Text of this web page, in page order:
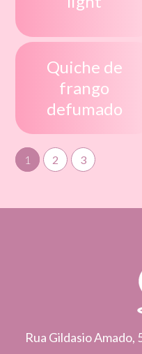
Quiche de
frango
defumado
1 2 3
Rua Gildasio Amado,